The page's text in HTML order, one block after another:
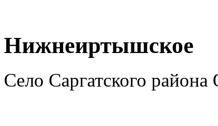
Нижнеиртышское
Село Саргатского